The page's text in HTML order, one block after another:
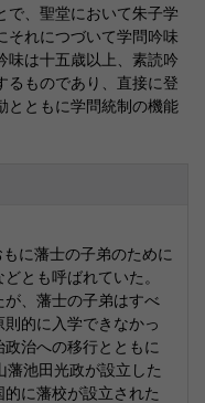
、聖堂において朱子学
それにつづいて学問吟味
味は十五歳以上、素読吟
るものであり、直接に登
とともに学問統制の機能
に藩士の子弟のために
とも呼ばれていた。
、藩士の子弟はすべ
的に入学できなかっ
治への移行とともに
池田光政が設立した
に藩校が設立された